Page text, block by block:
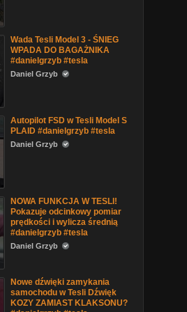
Wada Tesli Model 3 - ŚNIEG
WPADA DO BAGAŻNIKA
#danielgrzyb #tesla
Daniel Grzyb
Autopilot FSD w Tesli Model S
PLAID #danielgrzyb #tesla
Daniel Grzyb
NOWA FUNKCJA W TESLI!
Pokazuje odcinkowy pomiar
prędkości i wylicza średnią
#danielgrzyb #tesla
Daniel Grzyb
Nowe dźwięki zamykania
samochodu w Tesli Dźwięk
KOZY ZAMIAST KLAKSONU?